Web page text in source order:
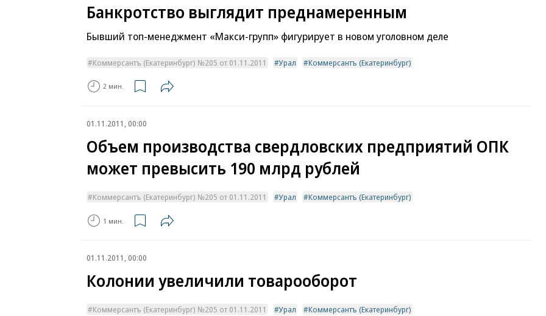
Банкротство выглядит преднамеренным
Бывший топ-менеджмент «Макси-групп» фигурирует в новом уголовном деле
Коммерсантъ (Екатеринбург) №205 от 01.11.2011 Урал Коммерсантъ (Екатеринбург)
2 мин.
01.11.2011, 00:00
Объем производства свердловских предприятий ОПК
может превысить 190 млрд рублей
Коммерсантъ (Екатеринбург) №205 от 01.11.2011 Урал Коммерсантъ (Екатеринбург)
1 мин.
01.11.2011, 00:00
Колонии увеличили товарооборот
Коммерсантъ (Екатеринбург) №205 от 01.11.2011 Урал Коммерсантъ (Екатеринбург)